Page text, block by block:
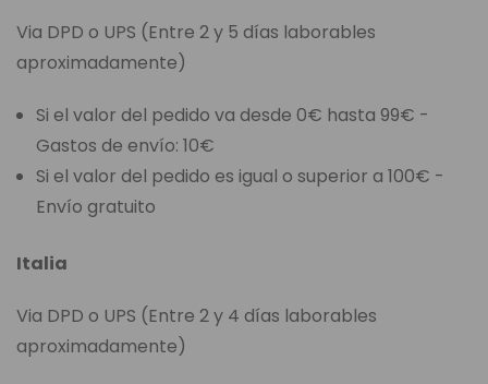
Via DPD o UPS (Entre 2 y 5 días laborables
aproximadamente)
Si el valor del pedido va desde 0€ hasta 99€ -
Gastos de envío: 10€
Si el valor del pedido es igual o superior a 100€ -
Envío gratuito
Italia
Via DPD o UPS (Entre 2 y 4 días laborables
aproximadamente)